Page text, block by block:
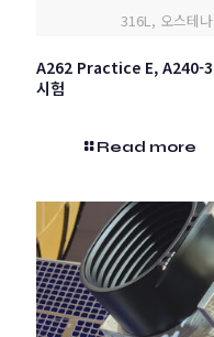
316L, 오스테
A262 Practice E, A240-
시험
Read more